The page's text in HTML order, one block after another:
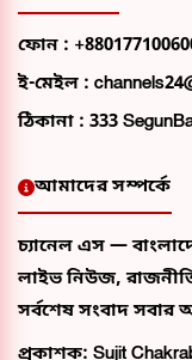
ফোন :
ই-মেইল :
ঠিকানা : 333
আমাদের সম্পর্কে
চ্যানেল এস —
লাইভ নিউজ,
সর্বশেষ সংবাদ
প্রকাশক: Sujit